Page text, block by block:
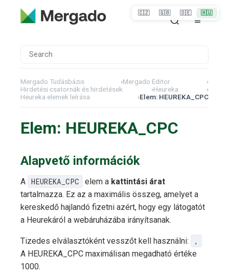
Mergado Tudásbázis ›Mergado Editor
›
Hirdetési csatornák és hirdetések
›Heureka
›
Heureka elemek leírása
›Elem: HEUREKA_CPC
Elem: HEUREKA_CPC
Alapvető információk
A HEUREKA_CPC elem a kattintási árat
tartalmazza. Ez az a maximális összeg, amelyet a
kereskedő hajlandó fizetni azért, hogy egy látogatót
a Heurekáról a webáruházába irányítsanak.
Tizedes elválasztóként vesszőt kell használni:
,
A HEUREKA_CPC maximálisan megadható értéke
1000.
🇨🇿 🇬🇧 🇩🇪 🇭🇺